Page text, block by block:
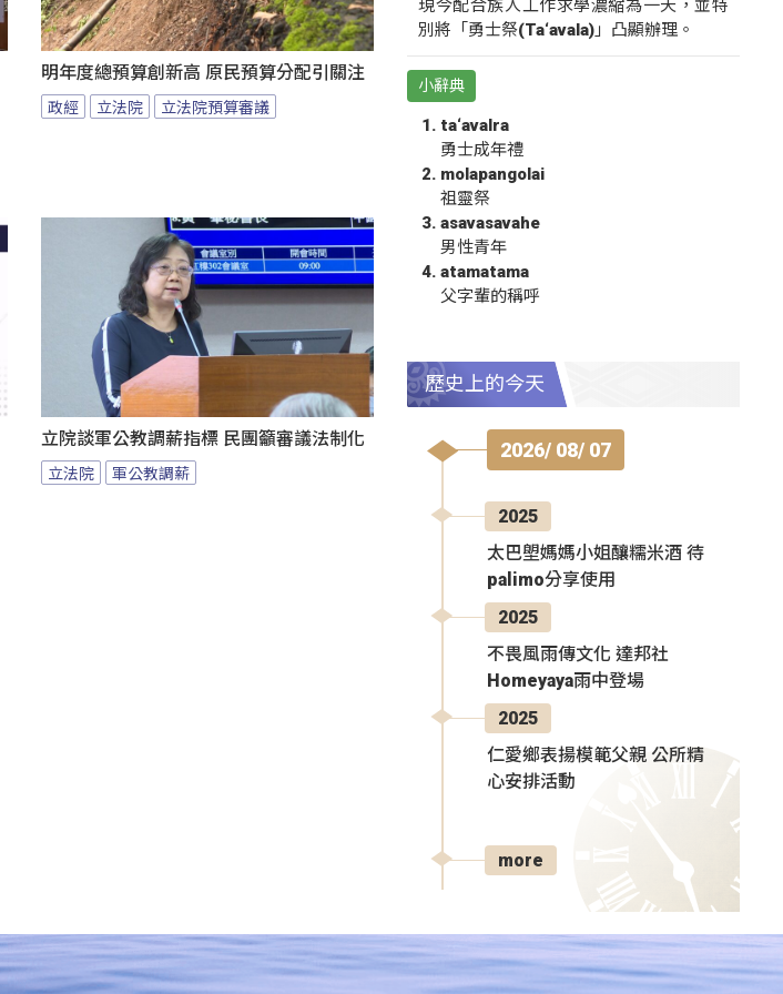
明年度總預算創新高 原民預算分配引關注
政經 立法院 立法院預算審議
立院談軍公教調薪指標 民團籲審議法制化
立法院 軍公教調薪
現今配合族人工作求學濃縮為一天，並特
別將「勇士祭(Ta‘avala)」凸顯辦理。
小辭典
ta‘avalra
勇士成年禮
molapangolai
祖靈祭
asavasavahe
男性青年
atamatama
父字輩的稱呼
歷史上的今天
2026/ 08/ 07
2025
太巴塱媽媽小姐釀糯米酒 待
palimo分享使用
2025
不畏風雨傳文化 達邦社
Homeyaya雨中登場
2025
仁愛鄉表揚模範父親 公所精
心安排活動
more